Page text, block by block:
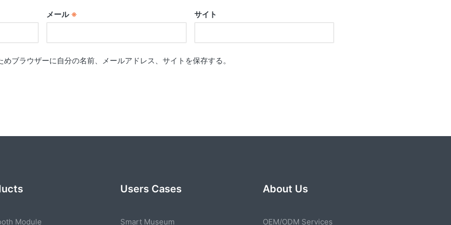
メール ※ サイト
ブラウザーに自分の名前、メールアドレス、サイトを保存する。
Module
Users Cases
Smart Museum
About Us
OEM/ODM Services